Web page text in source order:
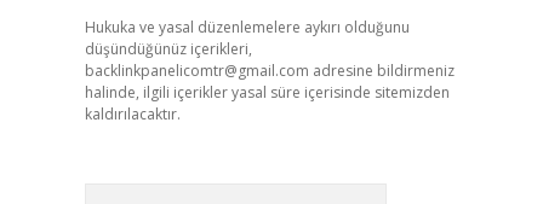
Hukuka ve yasal düzenlemelere aykırı olduğunu
düşündüğünüz içerikleri,
backlinkpanelicomtr@gmail.com adresine bildirmeniz
halinde, ilgili içerikler yasal süre içerisinde sitemizden
kaldırılacaktır.